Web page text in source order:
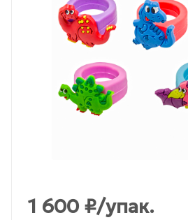
1 600 ₽/упак.